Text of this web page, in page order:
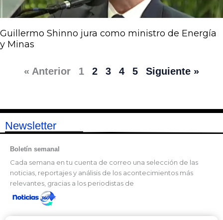
Guillermo Shinno jura como ministro de Energía
y Minas
« Anterior 1 2 3 4 5 Siguiente »
Newsletter
Boletín semanal
Cada semana en tu cuenta de correo una selección de las
noticias, reportajes y análisis de los acontecimientos más
relevantes, gracias a los periodistas de